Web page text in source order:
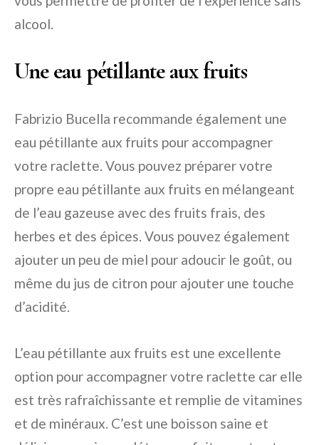
alcool.
Une eau pétillante aux fruits
Fabrizio Bucella recommande également une
eau pétillante aux fruits pour accompagner
votre raclette. Vous pouvez préparer votre
propre eau pétillante aux fruits en mélangeant
de l’eau gazeuse avec des fruits frais, des
herbes et des épices. Vous pouvez également
ajouter un peu de miel pour adoucir le goût, ou
même du jus de citron pour ajouter une touche
d’acidité.
L’eau pétillante aux fruits est une excellente
option pour accompagner votre raclette car elle
est très rafraîchissante et remplie de vitamines
et de minéraux. C’est une boisson saine et